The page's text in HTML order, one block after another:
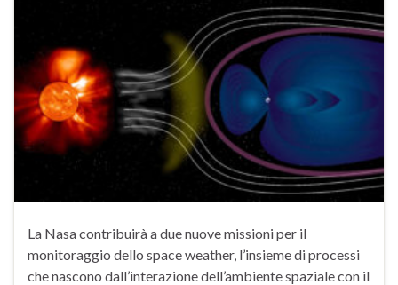
La Nasa contribuirà a due nuove missioni per il
monitoraggio dello space weather, l’insieme di processi
che nascono dall’interazione dell’ambiente spaziale con il